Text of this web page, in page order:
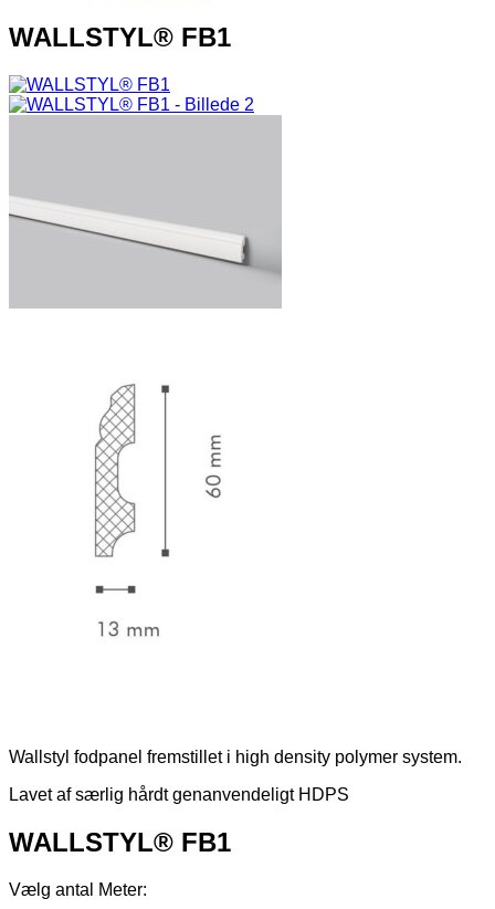
WALLSTYL® FB1
Wallstyl fodpanel fremstillet i high density polymer system.
Lavet af særlig hårdt genanvendeligt HDPS
WALLSTYL® FB1
Vælg antal Meter: